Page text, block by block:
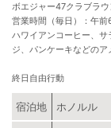
ボエジャー47クラブラウ
営業時間（毎日）：午
ハワイアンコーヒー、
ジ、パンケーキなどの
終日自由行動
宿泊地 ホノルル